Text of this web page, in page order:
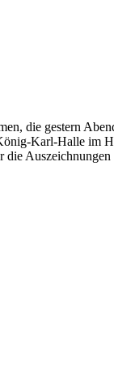
die gestern
Karl-Halle im